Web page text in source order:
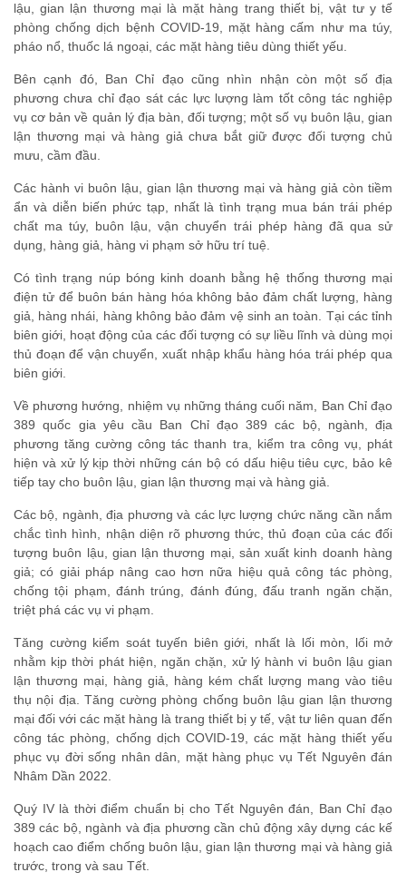
lậu, gian lận thương mại là mặt hàng trang thiết bị, vật tư y tế
phòng chống dịch bệnh COVID-19, mặt hàng cấm như ma túy,
pháo nổ, thuốc lá ngoại, các mặt hàng tiêu dùng thiết yếu.
Bên cạnh đó, Ban Chỉ đạo cũng nhìn nhận còn một số địa
phương chưa chỉ đạo sát các lực lượng làm tốt công tác nghiệp
vụ cơ bản về quản lý địa bàn, đối tượng; một số vụ buôn lậu, gian
lận thương mại và hàng giả chưa bắt giữ được đối tượng chủ
mưu, cầm đầu.
Các hành vi buôn lậu, gian lận thương mại và hàng giả còn tiềm
ẩn và diễn biến phức tạp, nhất là tình trạng mua bán trái phép
chất ma túy, buôn lậu, vận chuyển trái phép hàng đã qua sử
dụng, hàng giả, hàng vi phạm sở hữu trí tuệ.
Có tình trạng núp bóng kinh doanh bằng hệ thống thương mại
điện tử để buôn bán hàng hóa không bảo đảm chất lượng, hàng
giả, hàng nhái, hàng không bảo đảm vệ sinh an toàn. Tại các tỉnh
biên giới, hoạt động của các đối tượng có sự liều lĩnh và dùng mọi
thủ đoạn để vận chuyển, xuất nhập khẩu hàng hóa trái phép qua
biên giới.
Về phương hướng, nhiệm vụ những tháng cuối năm, Ban Chỉ đạo
389 quốc gia yêu cầu Ban Chỉ đạo 389 các bộ, ngành, địa
phương tăng cường công tác thanh tra, kiểm tra công vụ, phát
hiện và xử lý kịp thời những cán bộ có dấu hiệu tiêu cực, bảo kê
tiếp tay cho buôn lậu, gian lận thương mại và hàng giả.
Các bộ, ngành, địa phương và các lực lượng chức năng cần nắm
chắc tình hình, nhận diện rõ phương thức, thủ đoạn của các đối
tượng buôn lậu, gian lận thương mại, sản xuất kinh doanh hàng
giả; có giải pháp nâng cao hơn nữa hiệu quả công tác phòng,
chống tội phạm, đánh trúng, đánh đúng, đấu tranh ngăn chặn,
triệt phá các vụ vi phạm.
Tăng cường kiểm soát tuyến biên giới, nhất là lối mòn, lối mở
nhằm kịp thời phát hiện, ngăn chặn, xử lý hành vi buôn lậu gian
lận thương mại, hàng giả, hàng kém chất lượng mang vào tiêu
thụ nội địa. Tăng cường phòng chống buôn lậu gian lận thương
mại đối với các mặt hàng là trang thiết bị y tế, vật tư liên quan đến
công tác phòng, chống dịch COVID-19, các mặt hàng thiết yếu
phục vụ đời sống nhân dân, mặt hàng phục vụ Tết Nguyên đán
Nhâm Dần 2022.
Quý IV là thời điểm chuẩn bị cho Tết Nguyên đán, Ban Chỉ đạo
389 các bộ, ngành và địa phương cần chủ động xây dựng các kế
hoạch cao điểm chống buôn lậu, gian lận thương mại và hàng giả
trước, trong và sau Tết.